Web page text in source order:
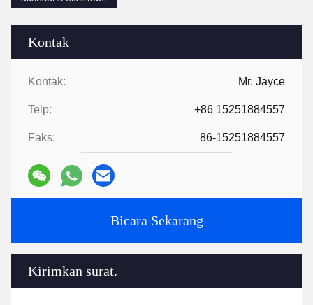
Kontak
Kontak: Mr. Jayce
Telp: +86 15251884557
Faks: 86-15251884557
Bicara Sekarang
Kirimkan surat.